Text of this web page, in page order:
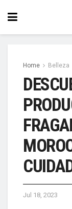
Home Belleza
Jul 18, 2023